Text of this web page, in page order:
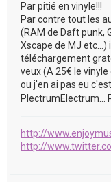
Par pitié en vinyle!!!
Par contre tout les
(RAM de Daft punk,
Xscape de MJ etc...)
téléchargement
veux (A 25€ le
ou j'en ai pas eu
PlectrumElectrum...
http://
http://